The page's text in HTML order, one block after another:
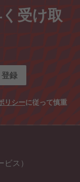
受け取
登録
リシーに従って慎重
ス）